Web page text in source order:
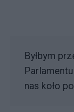
Byłbym
nas koło